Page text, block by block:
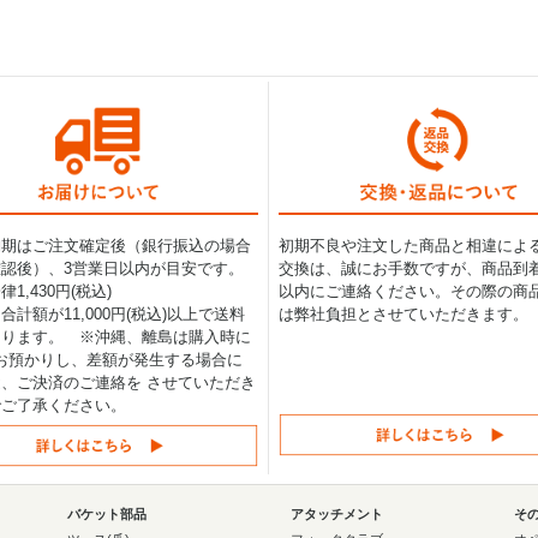
はご注文確定後（銀行振込の場合
後）、3営業日以内が目安です。
1,430円(税込)
計額が11,000円(税込)以上で送料
ります。 ※沖縄、離島は購入時に
預かりし、差額が発生する場合に
ご決済のご連絡を させていただき
了承ください。
初期不良や注文した商品と相違によ
交換は、誠にお手数ですが、商品到
以内にご連絡ください。その際の商
は弊社負担とさせていただきます。
バケット部品
アタッチメント
そ